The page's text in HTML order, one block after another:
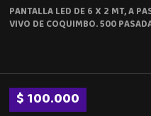
PANTALLA LED DE 6 X 2 MT, A
VIVO DE COQUIMBO. 500
$ 100.000